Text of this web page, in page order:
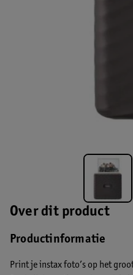
Over dit product
Productinformatie
Print je instax foto’s op het